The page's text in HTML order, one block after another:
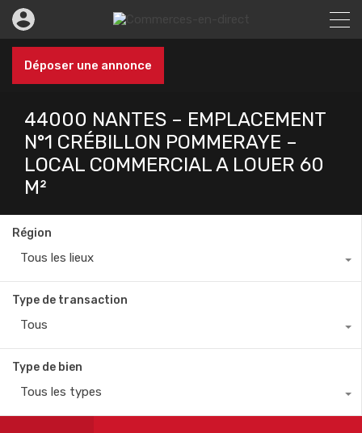
Déposer une annonce
44000 NANTES – EMPLACEMENT
N°1 CRÉBILLON POMMERAYE –
LOCAL COMMERCIAL A LOUER 60
M²
Région
Tous les lieux
Type de transaction
Tous
Type de bien
Tous les types